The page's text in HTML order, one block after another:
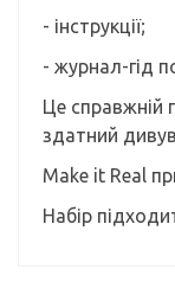
- інструкції;
- журнал-гід
Це справжній
здатний
Make it Real
Набір